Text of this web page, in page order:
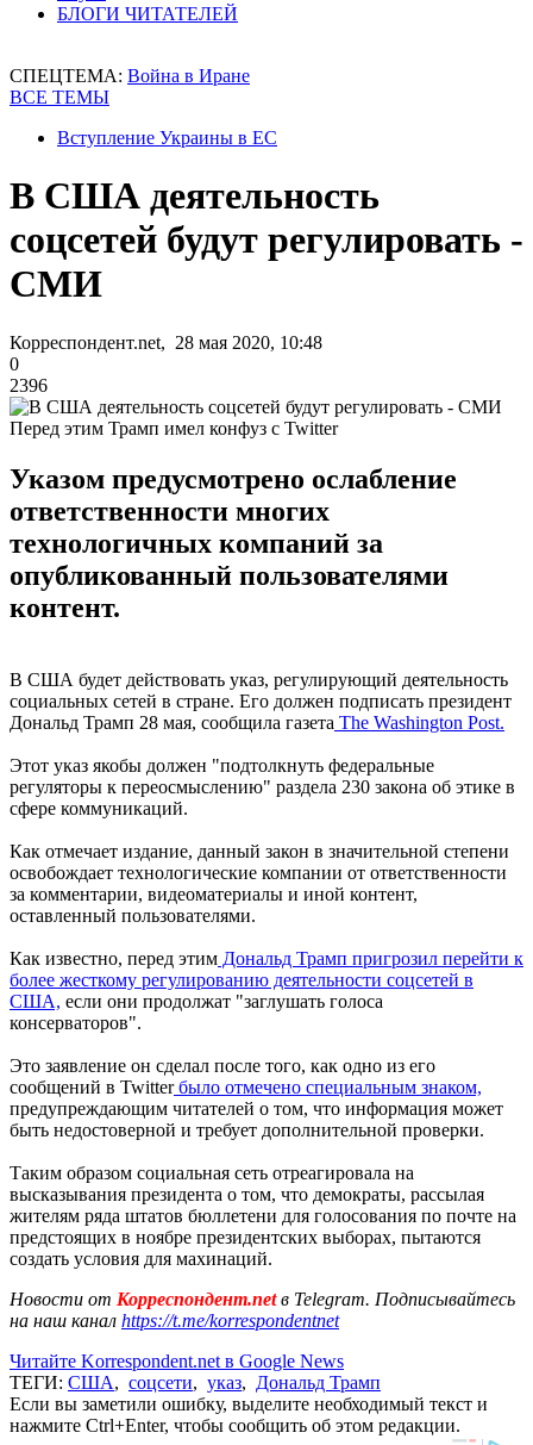
БЛОГИ ЧИТАТЕЛЕЙ
СПЕЦТЕМА: Война в Иране
ВСЕ ТЕМЫ
Вступление Украины в ЕС
В США деятельность
соцсетей будут регулировать -
СМИ
Корреспондент.net, 28 мая 2020, 10:48
0
2396
Перед этим Трамп имел конфуз с Twitter
Указом предусмотрено ослабление
ответственности многих
технологичных компаний за
опубликованный пользователями
контент.
В США будет действовать указ, регулирующий деятельность
социальных сетей в стране. Его должен подписать президент
Дональд Трамп 28 мая, сообщила газета The Washington Post.
Этот указ якобы должен "подтолкнуть федеральные
регуляторы к переосмыслению" раздела 230 закона об этике в
сфере коммуникаций.
Как отмечает издание, данный закон в значительной степени
освобождает технологические компании от ответственности
за комментарии, видеоматериалы и иной контент,
оставленный пользователями.
Как известно, перед этим Дональд Трамп пригрозил перейти к
более жесткому регулированию деятельности соцсетей в
США, если они продолжат "заглушать голоса
консерваторов".
Это заявление он сделал после того, как одно из его
сообщений в Twitterбыло отмечено специальным знаком,
предупреждающим читателей о том, что информация может
быть недостоверной и требует дополнительной проверки.
Таким образом социальная сеть отреагировала на
высказывания президента о том, что демократы, рассылая
жителям ряда штатов бюллетени для голосования по почте на
предстоящих в ноябре президентских выборах, пытаются
создать условия для махинаций.
Новости от Корреспондент.netв Telegram. Подписывайтесь
на наш канал https://t.me/korrespondentnet
Читайте Korrespondent.net в Google News
ТЕГИ: США, соцсети, указ, Дональд Трамп
Если вы заметили ошибку, выделите необходимый текст и
нажмите Ctrl+Enter, чтобы сообщить об этом редакции.